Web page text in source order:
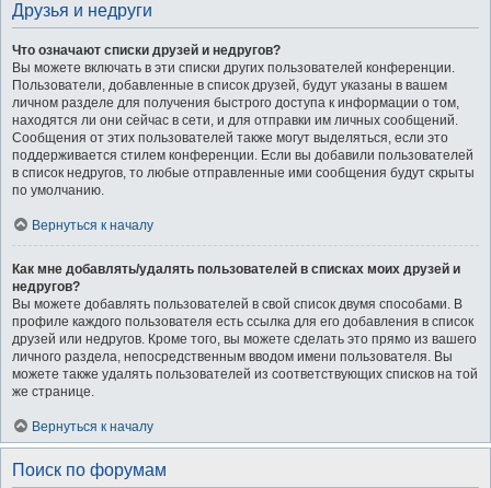
Друзья и недруги
Что означают списки друзей и недругов?
Вы можете включать в эти списки других пользователей конференции.
Пользователи, добавленные в список друзей, будут указаны в вашем
личном разделе для получения быстрого доступа к информации о том,
находятся ли они сейчас в сети, и для отправки им личных сообщений.
Сообщения от этих пользователей также могут выделяться, если это
поддерживается стилем конференции. Если вы добавили пользователей
в список недругов, то любые отправленные ими сообщения будут скрыты
по умолчанию.
Вернуться к началу
Как мне добавлять/удалять пользователей в списках моих друзей и
недругов?
Вы можете добавлять пользователей в свой список двумя способами. В
профиле каждого пользователя есть ссылка для его добавления в список
друзей или недругов. Кроме того, вы можете сделать это прямо из вашего
личного раздела, непосредственным вводом имени пользователя. Вы
можете также удалять пользователей из соответствующих списков на той
же странице.
Вернуться к началу
Поиск по форумам